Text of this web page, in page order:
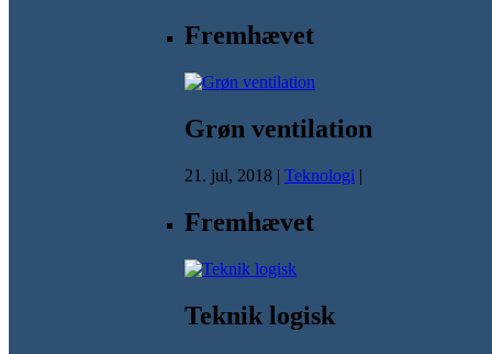
Fremhævet
Grøn ventilation
21. jul, 2018 | Teknologi |
Fremhævet
Teknik logisk